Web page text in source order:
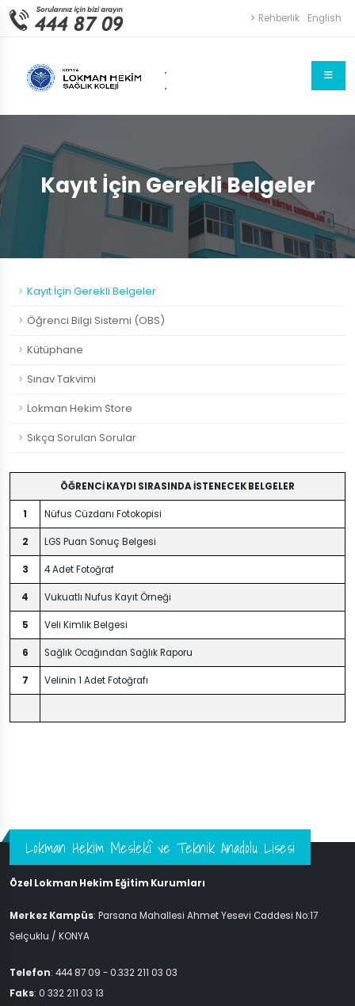
Rehberlik English
.
.
Kayıt İçin Gerekli Belgeler
Kayıt İçin Gerekli Belgeler
Öğrenci Bilgi Sistemi (OBS)
Kütüphane
Sınav Takvimi
Lokman Hekim Store
Sıkça Sorulan Sorular
ÖĞRENCİ KAYDI SIRASINDA İSTENECEK BELGELER
1 Nüfus Cüzdanı Fotokopisi
2 LGS Puan Sonuç Belgesi
3 4 Adet Fotoğraf
4 Vukuatlı Nufus Kayıt Örneği
5 Veli Kimlik Belgesi
6 Sağlık Ocağından Sağlık Raporu
7 Velinin 1 Adet Fotoğrafı
Lokman Hekim Meslekî ve Teknik Anadolu Lisesi
Özel Lokman Hekim Eğitim Kurumları
Merkez Kampüs: Parsana Mahallesi Ahmet Yesevi Caddesi No:17
Selçuklu / KONYA
Telefon: 444 87 09 - 0.332 211 03 03
Faks: 0 332 211 03 13